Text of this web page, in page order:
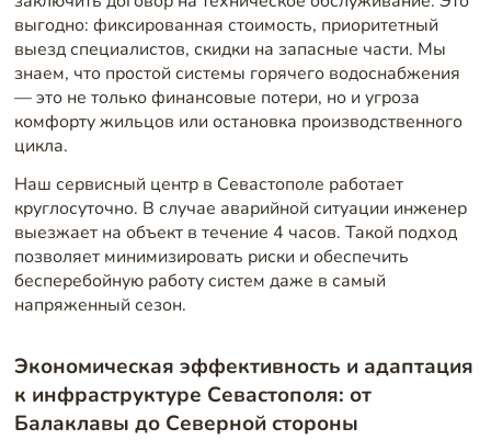
выгодно: фиксированная стоимость, приоритетный
выезд специалистов, скидки на запасные части. Мы
знаем, что простой системы горячего водоснабжения
— это не только финансовые потери, но и угроза
комфорту жильцов или остановка производственного
цикла.
Наш сервисный центр в Севастополе работает
круглосуточно. В случае аварийной ситуации инженер
выезжает на объект в течение 4 часов. Такой подход
позволяет минимизировать риски и обеспечить
бесперебойную работу систем даже в самый
напряженный сезон.
Экономическая эффективность и адаптация
к инфраструктуре Севастополя: от
Балаклавы до Северной стороны